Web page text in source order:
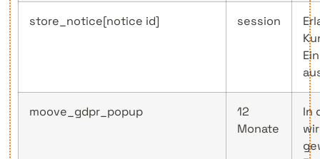
store_notice[notice id] session
moove_gdpr_popup
12
Monate
In